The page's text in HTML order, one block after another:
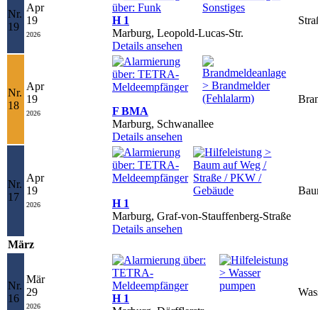
Nr.
19
Apr
19
2026
H 1
Marburg, Leopold-Lucas-Str.
Details ansehen
Nr.
18
Apr
19
2026
F BMA
Marburg, Schwanallee
Details ansehen
Nr.
17
Apr
19
2026
H 1
Marburg, Graf-von-Stauffenberg-Straße
Details ansehen
März
Nr.
16
Mär
29
2026
H 1